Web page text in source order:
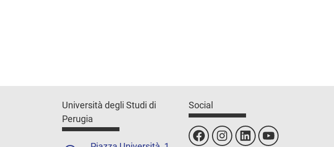
Università degli Studi di
Perugia
Social